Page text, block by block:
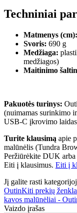
Techniniai
Matmenys (cm):
Svoris: 690 g
Medžiaga:
medžiagos)
Maitinimo
Pakuotės turinys:
(nuimamas surinkimo
USB-C įkrovimo
Turite klausimą apie
malūnėlis (Tundra
Peržiūrėkite DUK
Eiti į klausimus. Eiti į
Jį galite rasti
OutinKiti prekių
kavos malūnėliai -
Vaizdo įrašas